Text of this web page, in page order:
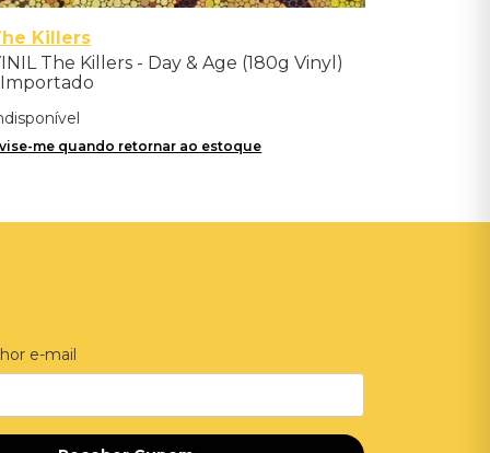
Killers
The Killers - Day & Age (180g Vinyl)
me quando retornar ao estoque
e-mail